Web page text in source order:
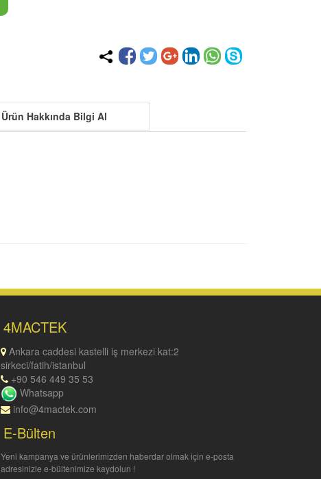
Ürün Hakkında Bilgi Al
4MACTEK
Ankara caddesi kastelli iş merkezi kat:2
sirkeci/fatih/istanbul
+90 546 449 35 53
Whatsapp
info@4mactek.com
E-Bülten
Yeni kampanya ve ürünlerimizden haberdar olmak için e-posta
adresinizle e-bültenimize kaydolun !